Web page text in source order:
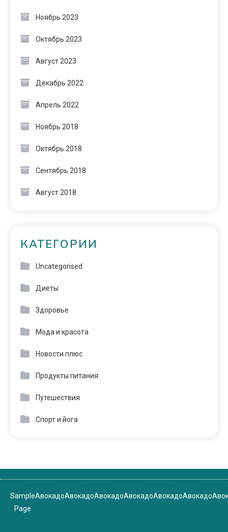
Ноябрь 2023
Октябрь 2023
Август 2023
Декабрь 2022
Апрель 2022
Ноябрь 2018
Октябрь 2018
Сентябрь 2018
Август 2018
КАТЕГОРИИ
Uncategorised
Диеты
Здоровье
Мода и красота
Новости плюс
Продукты питания
Путешествия
Спорт и йога
Sample
Page
АвокадоАвокадоАвокадоАвокадоАвокадоАвокадо